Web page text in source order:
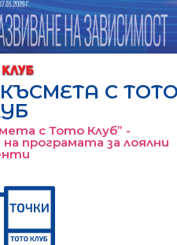
С
с Тото Клуб” -
програмата за лоялни